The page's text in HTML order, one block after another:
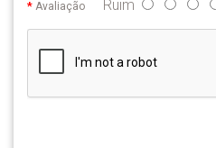
Avaliação Ruim